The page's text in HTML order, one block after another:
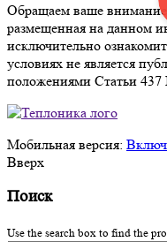
Обращаем ваше
размещенная на данном
исключительно
условиях не является
положениями Статьи 437
Мобильная версия:
Вверх
Поиск
Use the search box to find the